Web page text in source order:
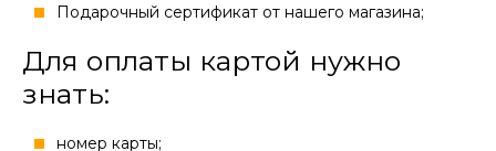
Подарочный сертификат от нашего магазина;
Для оплаты картой нужно
знать:
номер карты;